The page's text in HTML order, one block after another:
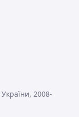
2008-